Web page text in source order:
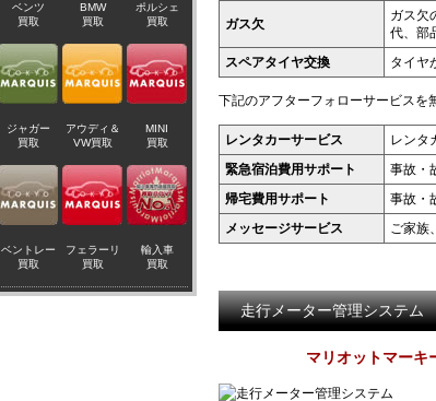
ベンツ
買取
BMW
買取
ポルシェ
買取
ジャガー
買取
アウディ＆
VW買取
MINI
買取
ベントレー
買取
フェラーリ
買取
輸入車
買取
ガス欠
ガス欠
代、部
スペアタイヤ交換
タイヤ
下記のアフターフォローサービスを
レンタカーサービス
レンタ
緊急宿泊費用サポート
事故・
帰宅費用サポート
事故・
メッセージサービス
ご家族
走行メーター管理システム
マリオットマーキ